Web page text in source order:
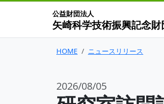
公益財団法人
矢崎科学技術振興記念財
HOME ニュースリリース
2026/08/05